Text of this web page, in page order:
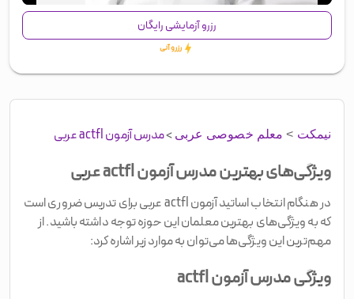
رزرو آزمایشی رایگان
رزرو آنی
نیمکت > معلم خصوصی عربی >مدرس آزمون actfl عربی
ویژگی‌های بهترین مدرس آزمون actfl عربی
در هنگام انتخاب اساتید آزمون actfl عربی برای تدریس ضروری است
که به ویژگی‌های بهترین معلمان این حوزه توجه داشته باشید. از
مهم‌ترین این ویژگی‌ها می‌توان به موارد زیر اشاره کرد:
ویژگی مدرس آزمون actfl